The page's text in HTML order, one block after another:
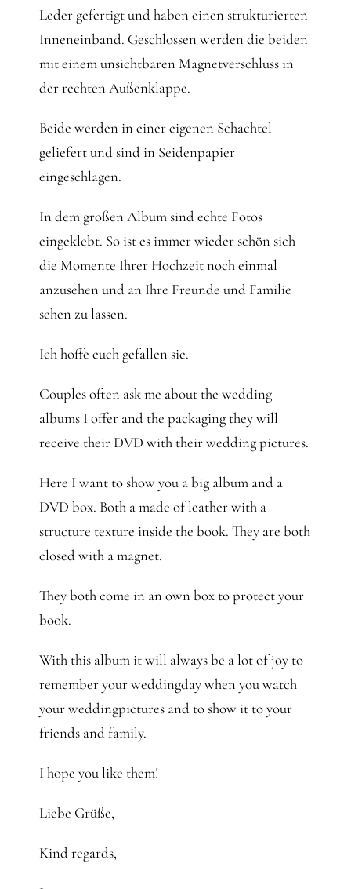
Leder gefertigt und haben einen strukturierten
Inneneinband. Geschlossen werden die beiden
mit einem unsichtbaren Magnetverschluss in
der rechten Außenklappe.
Beide werden in einer eigenen Schachtel
geliefert und sind in Seidenpapier
eingeschlagen.
In dem großen Album sind echte Fotos
eingeklebt. So ist es immer wieder schön sich
die Momente Ihrer Hochzeit noch einmal
anzusehen und an Ihre Freunde und Familie
sehen zu lassen.
Ich hoffe euch gefallen sie.
Couples often ask me about the wedding
albums I offer and the packaging they will
receive their DVD with their wedding pictures.
Here I want to show you a big album and a
DVD box. Both a made of leather with a
structure texture inside the book. They are both
closed with a magnet.
They both come in an own box to protect your
book.
With this album it will always be a lot of joy to
remember your weddingday when you watch
your weddingpictures and to show it to your
friends and family.
I hope you like them!
Liebe Grüße,
Kind regards,